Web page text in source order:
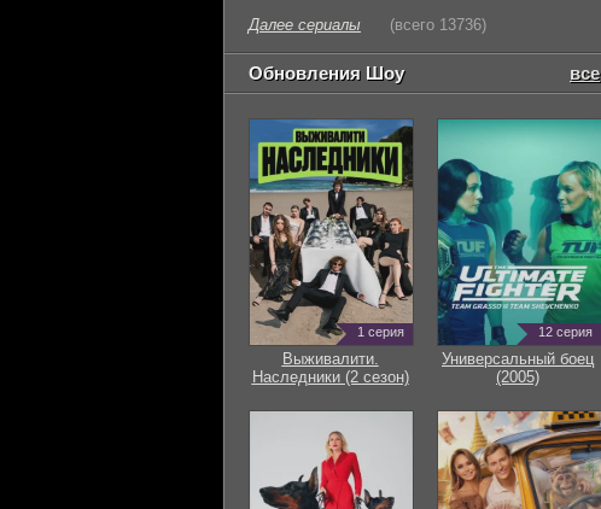
Далее сериалы (всего 13736)
Обновления Шоу все
1 серия
Выживалити.
Наследники (2 сезон)
12 серия
Универсальный боец
(2005)